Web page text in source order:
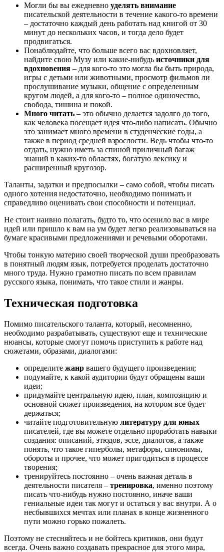
Могли бы вы ежедневно уделять внимание
писательской деятельности в течение какого-то времени
– достаточно каждый день работать над книгой от 30
минут до нескольких часов, и тогда дело будет
продвигаться.
Понаблюдайте, что больше всего вас вдохновляет,
найдите свою Музу или какие-нибудь источники для
вдохновения – для кого-то это могла бы быть природа,
игры с детьми или животными, просмотр фильмов ли
прослушивание музыки, общение с определенным
кругом людей, а для кого-то – полное одиночество,
свобода, тишина и покой.
Много читать – это обычно делается задолго до того,
как человека посещает идея что-либо написать. Обычно
это занимает много времени в студенческие годы, а
также в период средней взрослости. Ведь чтобы что-то
отдать, нужно иметь за спиной приличный багаж
знаний в каких-то областях, богатую лексику и
расширенный кругозор.
Таланты, задатки и предпосылки – само собой, чтобы писать
одного хотения недостаточно, необходимо понимать и
справедливо оценивать свои способности и потенциал.
Не стоит наивно полагать, будто то, что осенило вас в мире
идей или пришло к вам на ум будет легко реализовываться на
бумаге красивыми предложениями и речевыми оборотами.
Чтобы тонкую материю своей творческой души преобразовать
в понятный людям язык, потребуется проделать достаточно
много труда. Нужно грамотно писать по всем правилам
русского языка, понимать, что такое стили и жанры.
Техническая подготовка
Помимо писательского таланта, который, несомненно,
необходимо разрабатывать, существуют еще и технические
нюансы, которые смогут помочь приступить к работе над
сюжетами, образами, диалогами:
определите жанр вашего будущего произведения;
подумайте, к какой аудитории будут обращены ваши
идеи;
придумайте центральную идею, план, композицию и
основной сюжет произведения, на котором все будет
держаться;
читайте подготовительную литературу для юных
писателей, где вы можете отдельно проработать навыки
создания: описаний, этюдов, эссе, диалогов, а также
понять, что такое гиперболы, метафоры, синонимы,
обороты и прочее, что может пригодиться в процессе
творения;
тренируйтесь постоянно – очень важная деталь в
деятельности писателя – тренировка, именно поэтому
писать что-нибудь нужно постоянно, иначе ваши
гениальные идеи так могут и остаться у вас внутри. А о
несбывшихся мечтах или планах в конце жизненного
пути можно горько пожалеть.
Поэтому не стесняйтесь и не бойтесь критиков, они будут
всегда. Очень важно создавать прекрасное для этого мира,